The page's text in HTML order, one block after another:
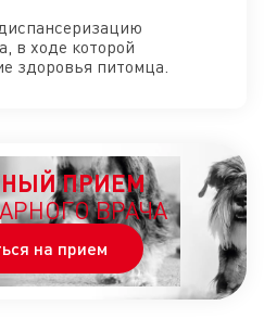
в ходе которой
здоровья питомца.
ПРИЕМ
ВРАЧА
на прием